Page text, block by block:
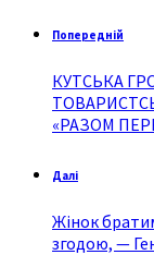
Попередній
КУТСЬКА
«РАЗОМ
Далі
Жінок
згодою, —